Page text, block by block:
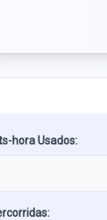
hora Usados: